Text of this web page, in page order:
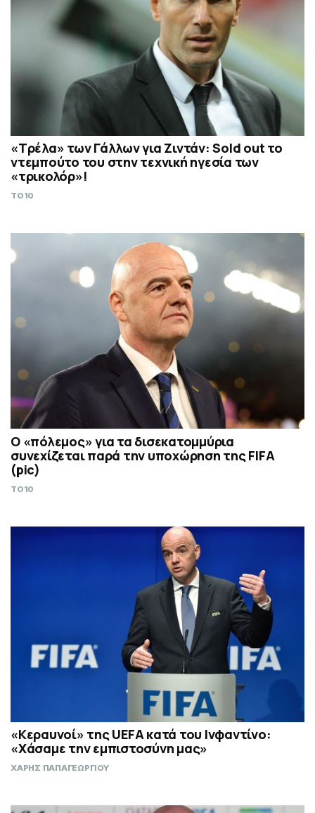
«Τρέλα» των Γάλλων για Ζιντάν: Sold out το
ντεμπούτο του στην τεχνική ηγεσία των
«τρικολόρ»!
TO10
Ο «πόλεμος» για τα δισεκατομμύρια
συνεχίζεται παρά την υποχώρηση της FIFA
(pic)
TO10
«Κεραυνοί» της UEFA κατά του Ινφαντίνο:
«Χάσαμε την εμπιστοσύνη μας»
ΧΑΡΗΣ ΠΑΠΑΓΕΩΡΓΙΟΥ